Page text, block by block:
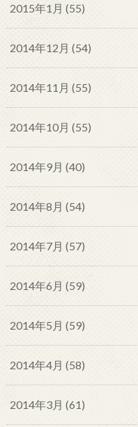
2015年1月 (55)
2014年12月 (54)
2014年11月 (55)
2014年10月 (55)
2014年9月 (40)
2014年8月 (54)
2014年7月 (57)
2014年6月 (59)
2014年5月 (59)
2014年4月 (58)
2014年3月 (61)